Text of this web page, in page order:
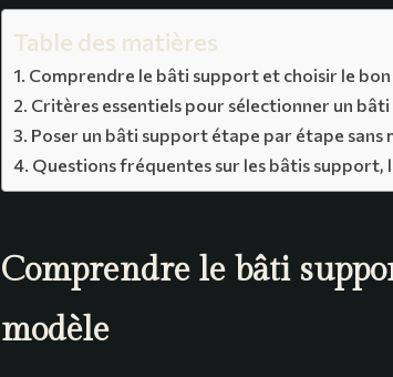
Table des matières
Comprendre le bâti support et choisir le
Critères essentiels pour sélectionner un
Poser un bâti support étape par étape sans
Questions fréquentes sur les bâtis
Comprendre le bâti
modèle